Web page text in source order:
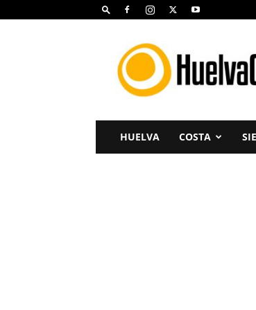
Huelva
Costa
HUELVA COSTA